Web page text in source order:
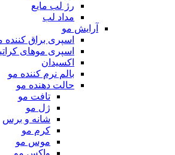
رژ لب مایع
مداد لب
آرایش مو
اسپری براق کننده
اسپری موهای
اکسیدان
بالم نرم کننده مو
حالت دهنده مو
تافت مو
ژل مو
شانه و برس
کرم مو
موس مو
واکس مو